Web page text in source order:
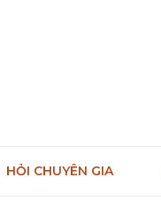
HỎI CHUYÊN GIA